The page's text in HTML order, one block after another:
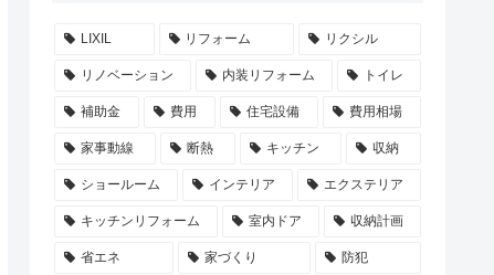
LIXIL リフォーム リクシル
リノベーション 内装リフォーム トイレ
補助金 費用 住宅設備 費用相場
家事動線 断熱 キッチン 収納
ショールーム インテリア エクステリア
キッチンリフォーム 室内ドア 収納計画
省エネ 家づくり 防犯